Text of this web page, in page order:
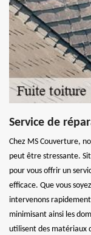
Service de
Chez MS Couverture,
peut être stressante.
pour vous offrir un
efficace. Que vous
intervenons
minimisant ainsi les
utilisent des matériaux